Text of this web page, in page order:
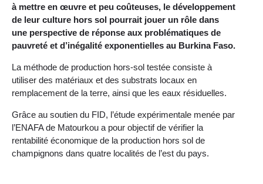
à mettre en œuvre et peu coûteuses, le développement
de leur culture hors sol pourrait jouer un rôle dans
une perspective de réponse aux problématiques de
pauvreté et d’inégalité exponentielles au Burkina Faso.
La méthode de production hors-sol testée consiste à
utiliser des matériaux et des substrats locaux en
remplacement de la terre, ainsi que les eaux résiduelles.
Grâce au soutien du FID, l’étude expérimentale menée par
l’ENAFA de Matourkou a pour objectif de vérifier la
rentabilité économique de la production hors sol de
champignons dans quatre localités de l’est du pays.